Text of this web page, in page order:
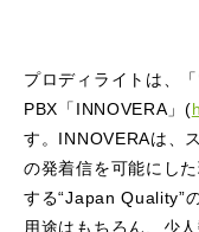
プロディライトは、
PBX「INNOVERA」(
す。INNOVERAは、
の発着信を可能にし
する“Japan Quality”
用途はもちろん、少